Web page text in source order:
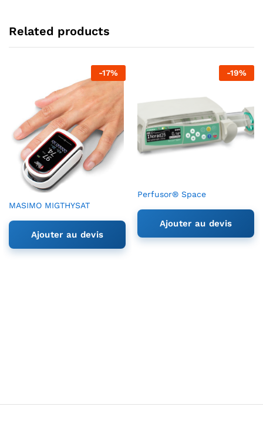
Related products
-17%
MASIMO MIGTHYSAT
Ajouter au devis
-19%
Perfusor® Space
Ajouter au devis